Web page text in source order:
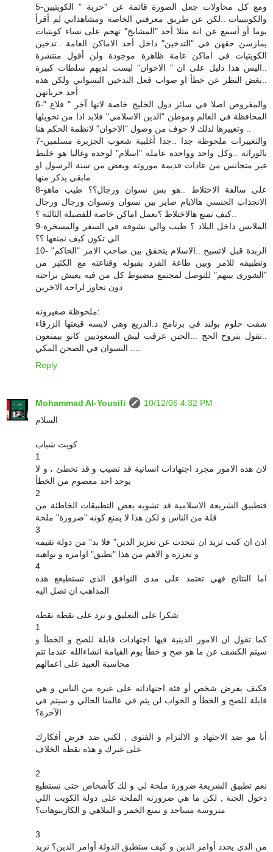
5-ومع كل محاولات جعل الصورة قاتمة عن "حرية " الكويتيين
والكويتييات ..لكن عن طريق معرفتي الخاصة ومشاهداتي لم أقرأ
يوما أو أسمع عن انه مثلا أحد "المشايخ" تهجم على نساء كويتيات
يمارسن حقهن في "التدخين" داخل أحد الاماكن العامة ..تدخين
الكويتيات في اماكن عامة ظاهرة موجودة ولن أقول منتشرة
..اليس هذا دليل على ان " الاخوان" ليست لديهم سلطات كبيرة
..بغض النظر عن خطأ او صواب فعل التدخين النسواني ولكن هذه
أحد حرياتهن
6-والمفروض اصلا في سائر دول الخليج خاصة لانها آخر " قلاع "
المحافظة في العالم وموطن "الدين الاسلامي" فلابد اذا من تحويلها
7-والتغييرات ملحوظة جدا ..جدا أغلبية شعوب الجزيرة مسلمين
بالوراثة ..وكل واحد وواحده عامله "اسلام" لوحده وغالبا هو خليط
غير متجانس من عادات قديمة موروثه وبعض من سنة الرسول او
مابقي يذكر منها
8-على سالفة الاختلاط ..هو بس نسوان ورجال؟؟ طيب ماهو
الانجذاب الجنسي هالايام صاير بين نسوان ونسوان ورجال ورجال
..كيف نمنع هالاختلاط ؟نعمل اماكن خاصة للفصيلة الثالثة ؟
9-الملابس داخل البلاد ؟ طيب والي نشوفه في السفر والمسخرة
الي تكون كيف نمنعها ؟؟
10- الزبدة قبل لاتسيح ..الاسلام يتحقق بين صاحب الامر "الحاكم"
وتطبيقه للامر وبين طاعة الفرد بقبوله وقناعته مع الكثير من
"الشورى بينهم" للتوصل لمجتمع مضبوط كل من فيه يعيش براحته
دون تجاوز لراحة الاخرين
ملحوظة صغيرونه:
شفت حلوم بولند في برنامج د.الدريع وهي لابسه قبعتها الزرقاء
..تقول بتروح الحج ...الحين عرفت ليش السعوديين كانو بيمنعون
Reply
Mohammad Al-Yousifi
10/12/06 4:32 PM
السلام
كويت شباب
1
لان هذه الامور مجرد اجتهادات انسانية قد تصيب و قد تخطئ ، و لا
يوجد احد معصوم من الخطأ
2
فتطبيق الشريعة الاسلامية قد تشوبه بعض التطبيقات الخاطئة من
قلة من الناس و لكن هذا لا يمنع كونه "ضرورة" ملحة
3
اذن ان كنت تريد ان تتحدث عن تعزيز الدين" فلا بد" من دولة تقيمه
و تعززه و الاهم من هذا "تطبق" اوامره و نواهيه
4
اما النتائج فهي تعتمد على مدى التوافق الذي تستطيعع هذه
المذاهب ان تصل اليه
شكرا على التعليق و نرد على نقطة نقطة
1
كما تقول ان الامور الدينية فيها اجتهادات قابلة للصح و الخطأ و
سيتم الكشف عن ما هو صح و خطأ يوم القيامة انشاءالله عندما تتم
محاسبة العبيد على اعمالهم
فكيف يفرض شخص أو فئة اجتهاداته على غيره من الناس و هي
قابلة للصح و الخطأ و الجواب لن يتم في عالمنا الحالي و سيتم في
الآخرة؟
أنا مو ضد الاجتهاد و الالتزام و الفتوى , لكني ضد فرض أفكارك
على غيرك و هذه نقطة الخلاف
2
نعم تطبيق الشريعة ضرورة ملحة لي و لك كأشخاص حتى نستطيع
دخول الجنة , لكن ما هي ضرورته الملحة على دولة الكويت اللي
متروسة مساجد و تمنع الخمر و الملاهي و الكازينوهات؟
3
من الذي يحدد أوامر الدين و كيف ستطبق الدولة أوامر الدين؟ نريد